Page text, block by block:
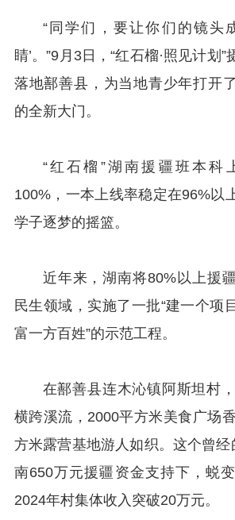
“同学们，要让你们的镜头
睛’。”9月3日，“红石榴·照见计划
落地鄯善县，为当地青少年打开
的全新大门。
“红石榴”湖南援疆班本科
100%，一本上线率稳定在96%以
学子逐梦的摇篮。
近年来，湖南将80%以上援
民生领域，实施了一批“建一个项
富一方百姓”的示范工程。
在鄯善县连木沁镇阿斯坦村
横跨溪流，2000平方米美食广场
方米露营基地游人如织。这个曾经
南650万元援疆资金支持下，蜕
2024年村集体收入突破20万元。